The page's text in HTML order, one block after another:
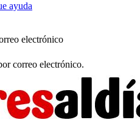
ayuda
electrónico
correo electrónico.